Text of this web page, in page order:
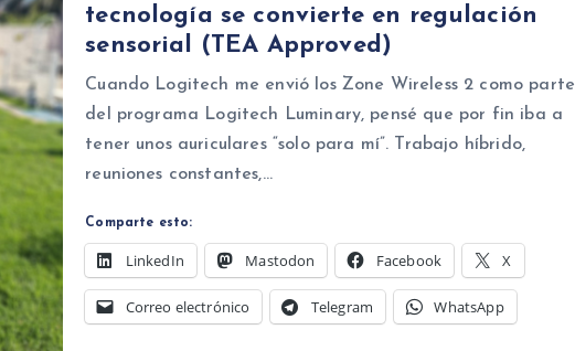
tecnología se convierte en regulación
sensorial (TEA Approved)
Cuando Logitech me envió los Zone Wireless 2 como parte
del programa Logitech Luminary, pensé que por fin iba a
tener unos auriculares “solo para mí”. Trabajo híbrido,
reuniones constantes,…
Comparte esto:
LinkedIn Mastodon Facebook X
Correo electrónico Telegram WhatsApp